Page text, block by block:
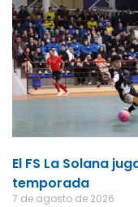
El FS La Solana
temporada
7 de agosto de 2026